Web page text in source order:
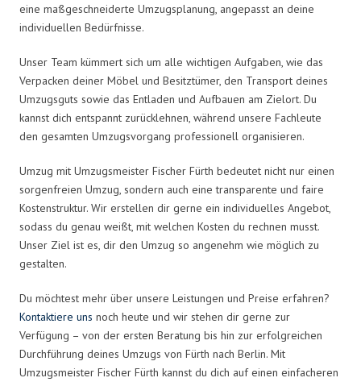
eine maßgeschneiderte Umzugsplanung, angepasst an deine
individuellen Bedürfnisse.
Unser Team kümmert sich um alle wichtigen Aufgaben, wie das
Verpacken deiner Möbel und Besitztümer, den Transport deines
Umzugsguts sowie das Entladen und Aufbauen am Zielort. Du
kannst dich entspannt zurücklehnen, während unsere Fachleute
den gesamten Umzugsvorgang professionell organisieren.
Umzug mit Umzugsmeister Fischer Fürth bedeutet nicht nur einen
sorgenfreien Umzug, sondern auch eine transparente und faire
Kostenstruktur. Wir erstellen dir gerne ein individuelles Angebot,
sodass du genau weißt, mit welchen Kosten du rechnen musst.
Unser Ziel ist es, dir den Umzug so angenehm wie möglich zu
gestalten.
Du möchtest mehr über unsere Leistungen und Preise erfahren?
Kontaktiere uns noch heute und wir stehen dir gerne zur
Verfügung – von der ersten Beratung bis hin zur erfolgreichen
Durchführung deines Umzugs von Fürth nach Berlin. Mit
Umzugsmeister Fischer Fürth kannst du dich auf einen einfacheren